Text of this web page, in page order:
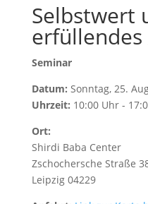
Selbstwert
Seminar
Datum: Sonntag, 25.
Uhrzeit: 10:00 Uhr -
Ort:
Shirdi Baba Center
Zschochersche Straße
Leipzig 04229